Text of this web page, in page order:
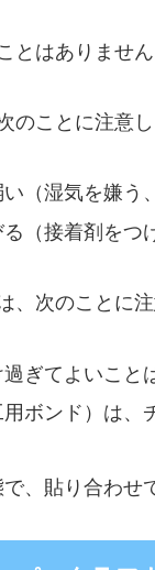
とはありません
のことに注意し
（湿気を嫌う
（接着剤をつ
、次のことに注
ぎてよいこと
ボンド）は、
、貼り合わせ